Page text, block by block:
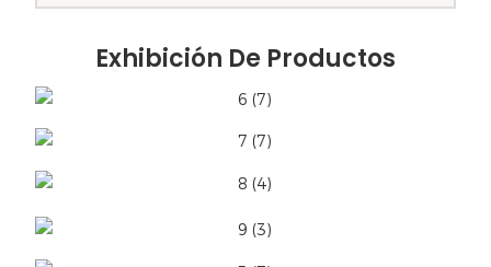
Exhibición De Productos